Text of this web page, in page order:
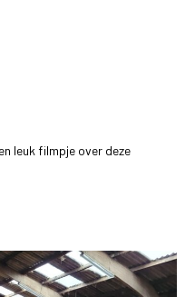
leuk filmpje over deze